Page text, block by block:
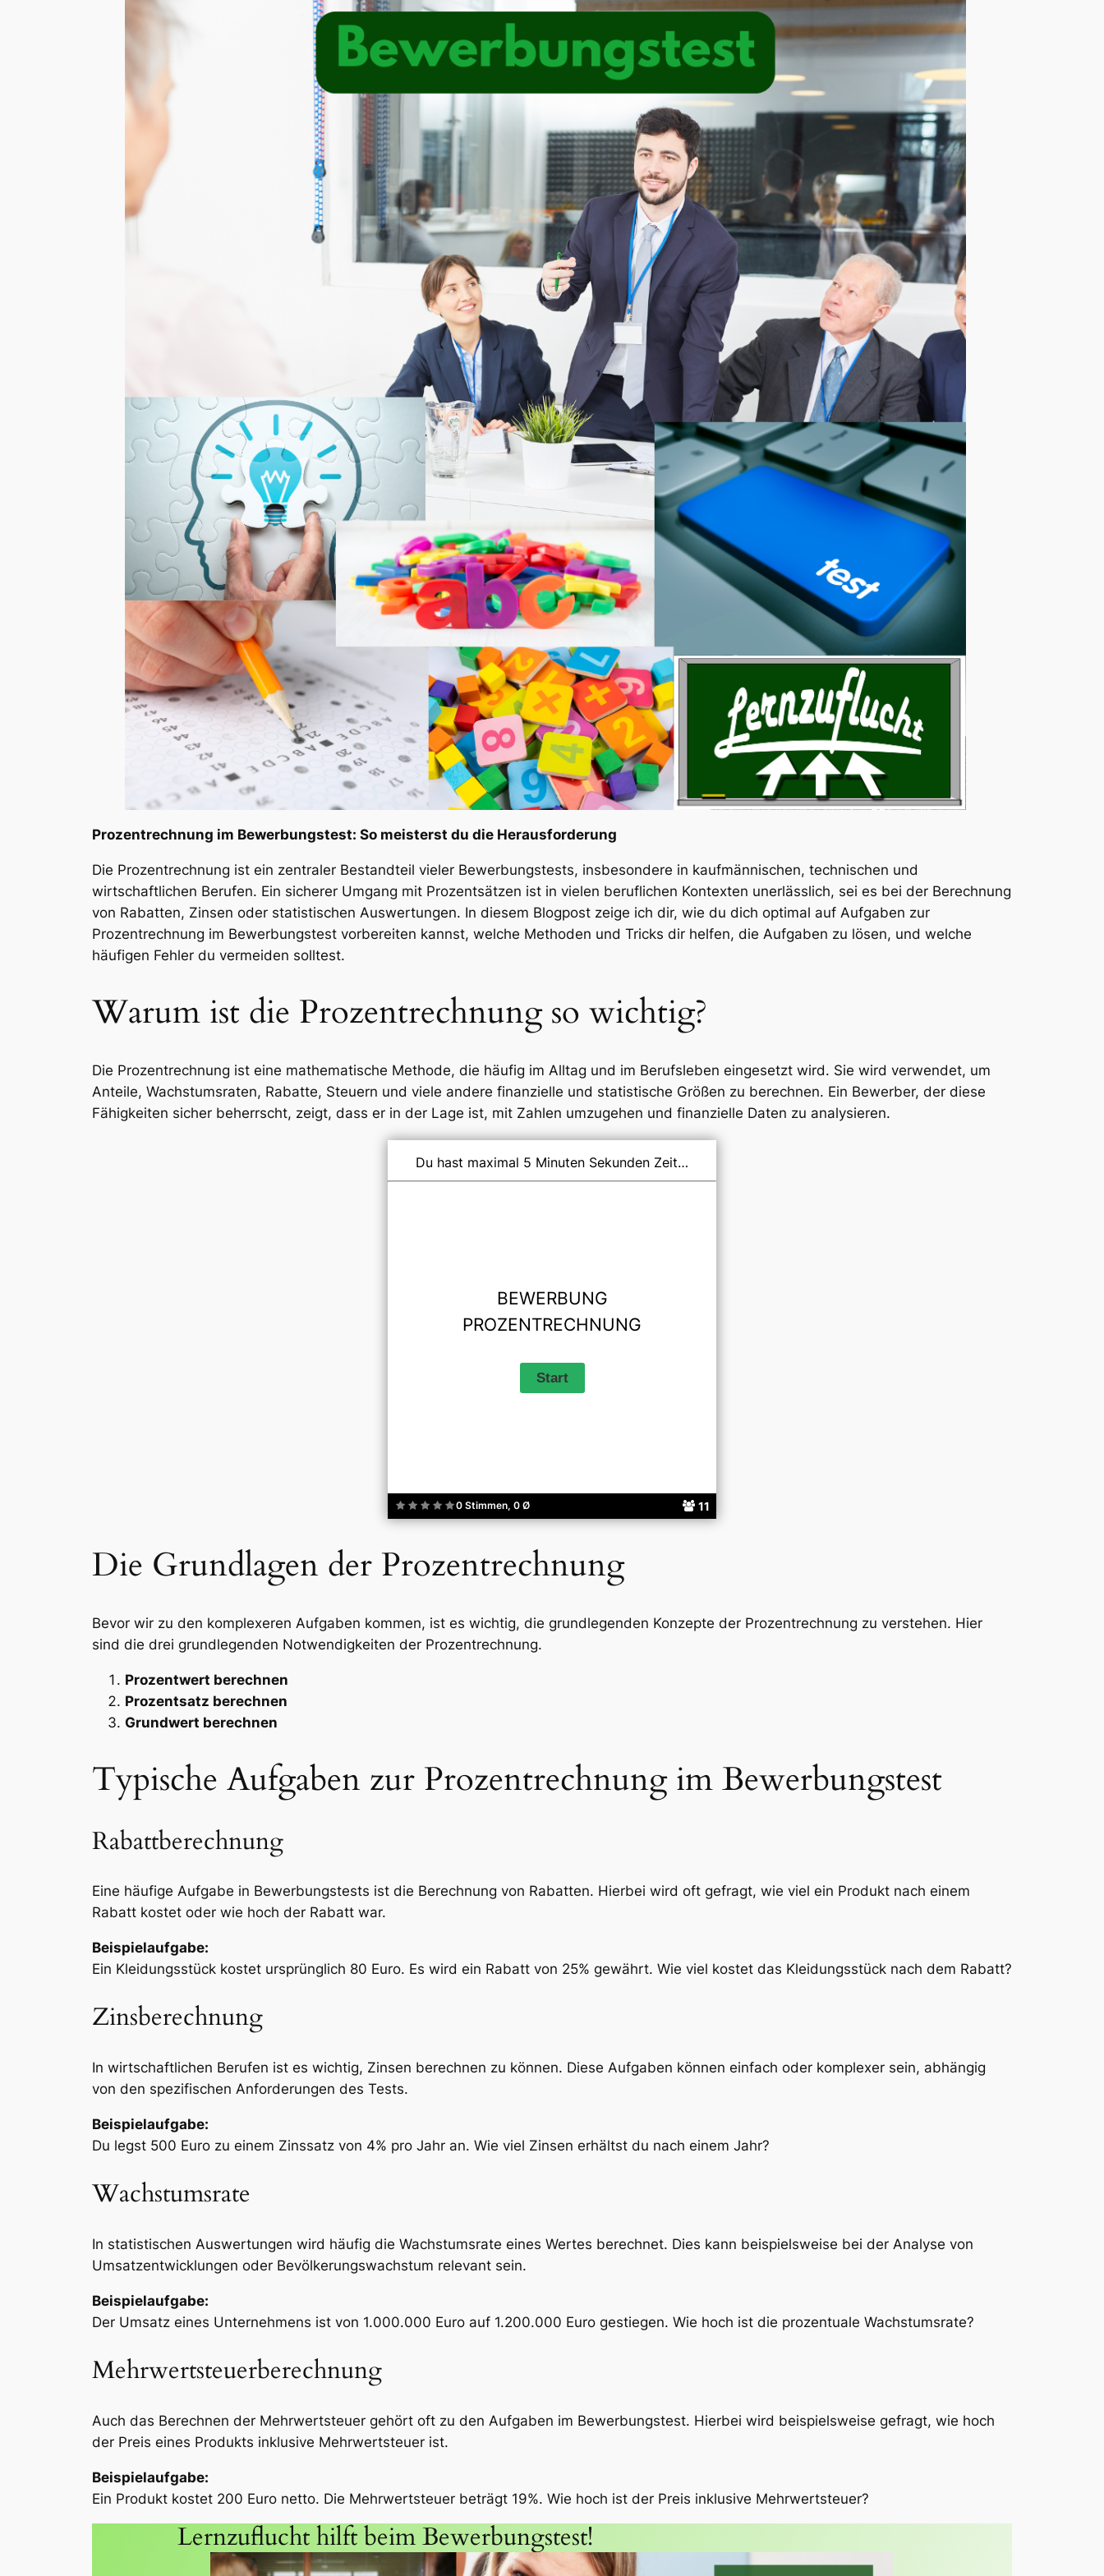
Prozentrechnung im Bewerbungstest: So meisterst du die Herausforderung
Die Prozentrechnung ist ein zentraler Bestandteil vieler Bewerbungstests, insbesondere in kaufmännischen, technischen und
wirtschaftlichen Berufen. Ein sicherer Umgang mit Prozentsätzen ist in vielen beruflichen Kontexten unerlässlich, sei es bei der Berechnung
von Rabatten, Zinsen oder statistischen Auswertungen. In diesem Blogpost zeige ich dir, wie du dich optimal auf Aufgaben zur
Prozentrechnung im Bewerbungstest vorbereiten kannst, welche Methoden und Tricks dir helfen, die Aufgaben zu lösen, und welche
häufigen Fehler du vermeiden solltest.
Warum ist die Prozentrechnung so wichtig?
Die Prozentrechnung ist eine mathematische Methode, die häufig im Alltag und im Berufsleben eingesetzt wird. Sie wird verwendet, um
Anteile, Wachstumsraten, Rabatte, Steuern und viele andere finanzielle und statistische Größen zu berechnen. Ein Bewerber, der diese
Fähigkeiten sicher beherrscht, zeigt, dass er in der Lage ist, mit Zahlen umzugehen und finanzielle Daten zu analysieren.
0 Stimmen, 0 Ø 11
Du hast maximal 5 Minuten Sekunden Zeit…
BEWERBUNG
PROZENTRECHNUNG
Die Grundlagen der Prozentrechnung
Bevor wir zu den komplexeren Aufgaben kommen, ist es wichtig, die grundlegenden Konzepte der Prozentrechnung zu verstehen. Hier
sind die drei grundlegenden Notwendigkeiten der Prozentrechnung.
Prozentwert berechnen
Prozentsatz berechnen
Grundwert berechnen
Typische Aufgaben zur Prozentrechnung im Bewerbungstest
Rabattberechnung
Eine häufige Aufgabe in Bewerbungstests ist die Berechnung von Rabatten. Hierbei wird oft gefragt, wie viel ein Produkt nach einem
Rabatt kostet oder wie hoch der Rabatt war.
Beispielaufgabe:
Ein Kleidungsstück kostet ursprünglich 80 Euro. Es wird ein Rabatt von 25% gewährt. Wie viel kostet das Kleidungsstück nach dem Rabatt?
Zinsberechnung
In wirtschaftlichen Berufen ist es wichtig, Zinsen berechnen zu können. Diese Aufgaben können einfach oder komplexer sein, abhängig
von den spezifischen Anforderungen des Tests.
Beispielaufgabe:
Du legst 500 Euro zu einem Zinssatz von 4% pro Jahr an. Wie viel Zinsen erhältst du nach einem Jahr?
Wachstumsrate
In statistischen Auswertungen wird häufig die Wachstumsrate eines Wertes berechnet. Dies kann beispielsweise bei der Analyse von
Umsatzentwicklungen oder Bevölkerungswachstum relevant sein.
Beispielaufgabe:
Der Umsatz eines Unternehmens ist von 1.000.000 Euro auf 1.200.000 Euro gestiegen. Wie hoch ist die prozentuale Wachstumsrate?
Mehrwertsteuerberechnung
Auch das Berechnen der Mehrwertsteuer gehört oft zu den Aufgaben im Bewerbungstest. Hierbei wird beispielsweise gefragt, wie hoch
der Preis eines Produkts inklusive Mehrwertsteuer ist.
Beispielaufgabe:
Ein Produkt kostet 200 Euro netto. Die Mehrwertsteuer beträgt 19%. Wie hoch ist der Preis inklusive Mehrwertsteuer?
Lernzuflucht hilft beim Bewerbungstest!